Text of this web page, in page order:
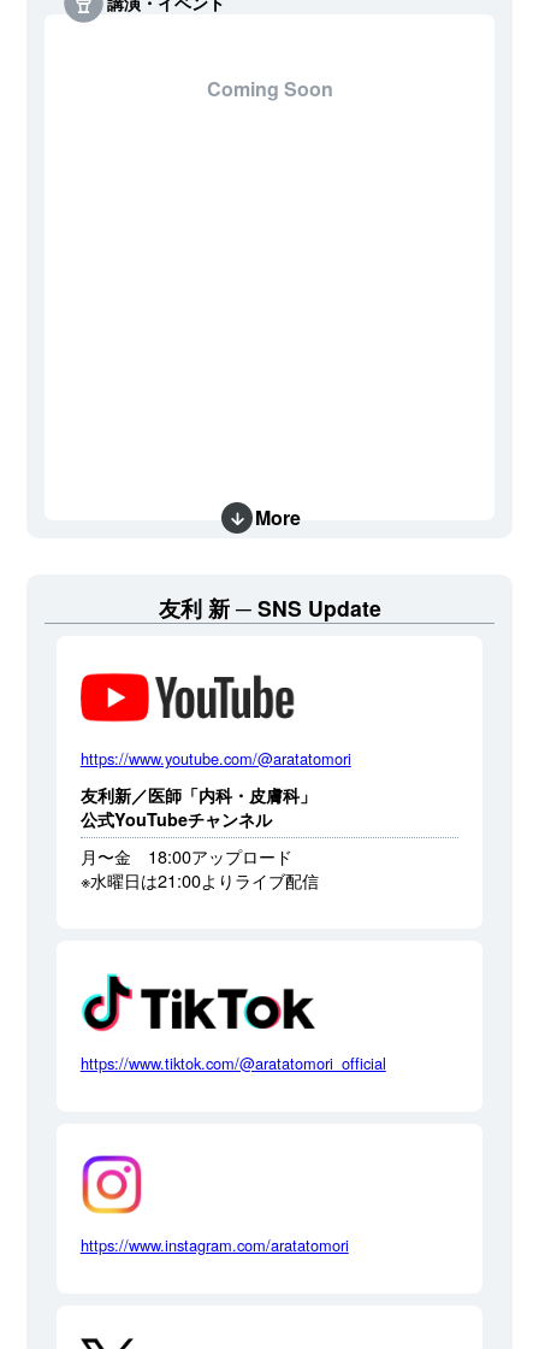
Coming Soon
More
友利 新 SNS Update
https://www.youtube.com/@aratatomori
友利新／医師「内科・皮膚科」
公式YouTubeチャンネル
月〜金 18:00アップロード
※水曜日は21:00よりライブ配信
https://www.tiktok.com/@aratatomori_official
https://www.instagram.com/aratatomori